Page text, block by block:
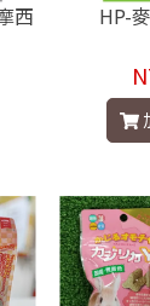
西
HP-